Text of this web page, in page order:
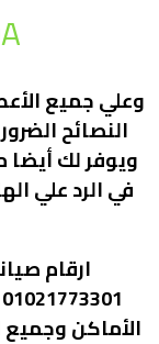
وعلي جميع
النصائح
ويوفر لك
في الرد علي
ارقام
الأماكن